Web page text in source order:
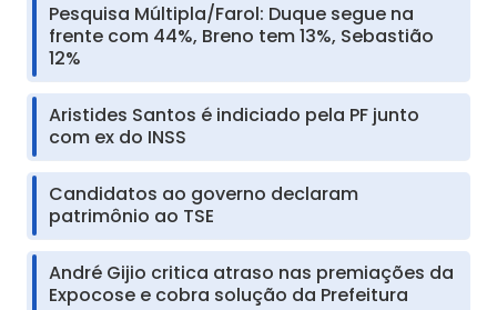
Pesquisa Múltipla/Farol: Duque segue na
frente com 44%, Breno tem 13%, Sebastião
12%
Aristides Santos é indiciado pela PF junto
com ex do INSS
Candidatos ao governo declaram
patrimônio ao TSE
André Gijio critica atraso nas premiações da
Expocose e cobra solução da Prefeitura